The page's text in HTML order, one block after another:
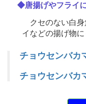
◆唐揚げやフライ
クセのない白身
イなどの揚げ物に
チョウセンバ
チョウセンバ